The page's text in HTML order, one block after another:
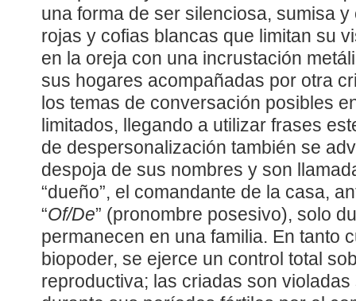
una forma de ser silenciosa, sumisa
rojas y cofias blancas que limitan su
en la oreja con una incrustación
sus hogares acompañadas por otra
los temas de conversación posibles
limitados, llegando a utilizar frases
de despersonalización también se
despoja de sus nombres y son
“dueño”, el comandante de la casa,
“Of/De” (pronombre posesivo), solo
permanecen en una familia. En tanto
biopoder, se ejerce un control total
reproductiva; las criadas son